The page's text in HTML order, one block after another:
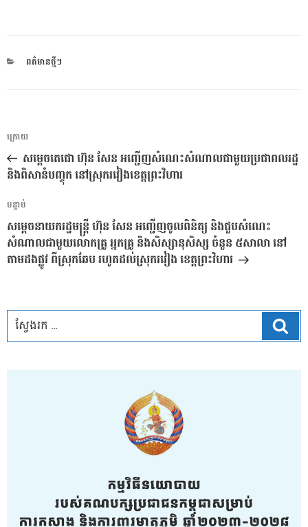
CATEGORIES
ពត៌មានថ្មីៗ
ការ​
នាំទិស​
ប្រកាស
អត្ថបទ
មុន
ក្រោយ
សម្តេចតេជោ ហ៊ុន សែន អញ្ជើញសំណេះសំណាលជាមួយប្រជាពលរដ្ឋ
និងពិសានំបញ្ចុក នៅស្រុករវៀងខេត្តព្រះវិហារ
អត្ថបទ
បន្ទាប់
បន្ទាប់
សម្តេចនាយករដ្ឋមន្រ្តី ហ៊ុន សែន អញ្ជើញចូលពិនិត្យ និងជួបសំណេះ
សំណាលជាមួយលោកគ្រូ អ្នកគ្រូ និងសិស្សានុសិស្ស ចំនួន ៥សាលា នៅ
តាមដងផ្លូវ ពីស្រុកឆែប រហូតដល់ស្រុករវៀង ខេត្តព្រះវិហារ